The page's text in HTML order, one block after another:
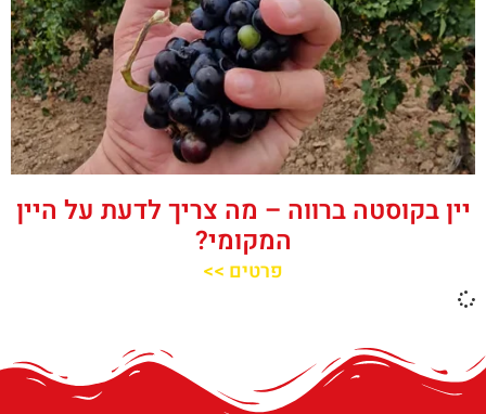
יין בקוסטה ברווה – מה צריך לדעת על היין
המקומי?
פרטים >>